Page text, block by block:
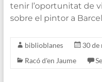
tenir l’oportunitat de
sobre el pintor a
biblioblanes
30 de
Racó d'en Jaume